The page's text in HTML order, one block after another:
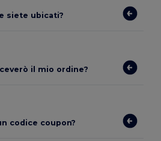
siete ubicati?
il mio ordine?
codice coupon?